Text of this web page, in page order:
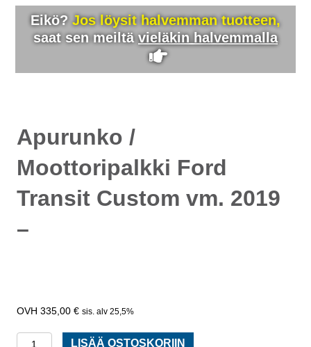
Eikö? Jos löysit halvemman tuotteen,
saat sen meiltävieläkin halvemmalla
Apurunko /
Moottoripalkki Ford
Transit Custom vm. 2019
–
335,00 € sis. alv 25,5%
ApurunkoLISÄÄ OSTOSKORIIN